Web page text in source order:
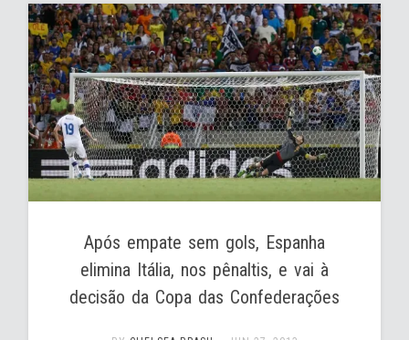
Após empate sem gols, Espanha
elimina Itália, nos pênaltis, e vai à
decisão da Copa das Confederações